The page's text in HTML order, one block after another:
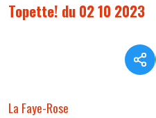
Topette! du 02 10 2023
La Faye-Rose